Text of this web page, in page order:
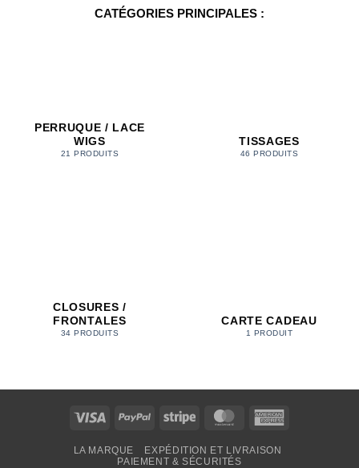
240,00€.100,00€.
CATÉGORIES PRINCIPALES :
PERRUQUE / LACE
WIGS
21 PRODUITS
TISSAGES
46 PRODUITS
CLOSURES /
FRONTALES
34 PRODUITS
CARTE CADEAU
1 PRODUIT
Visa PayPal Stripe MasterCard
LA MARQUE
EXPÉDITION ET LIVRAISON
PAIEMENT & SÉCURITÉS